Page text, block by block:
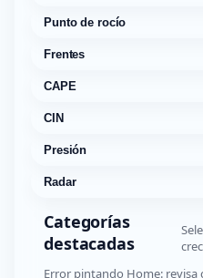
Punto de rocío
Frentes
CAPE
CIN
Presión
Radar
Categorías
destacadas
Error pintando Home: revisa